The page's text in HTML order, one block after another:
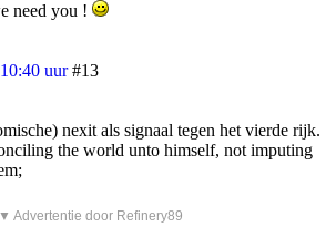
need you !
uur #13
nexit als signaal tegen het vierde rijk.
the world unto himself, not imputing
▼ Advertentie door Refinery89